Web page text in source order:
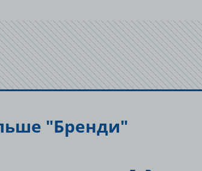
Save settings
"Бренди"